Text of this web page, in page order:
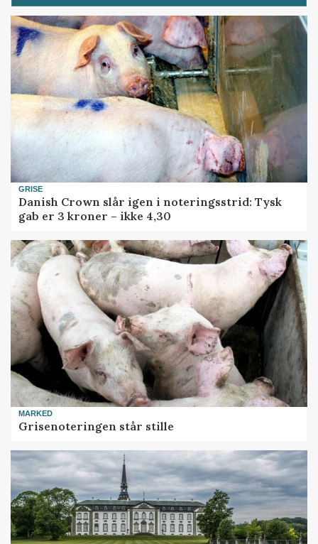
GRISE
Danish Crown slår igen i noteringsstrid: Tysk
gab er 3 kroner – ikke 4,30
MARKED
Grisenoteringen står stille